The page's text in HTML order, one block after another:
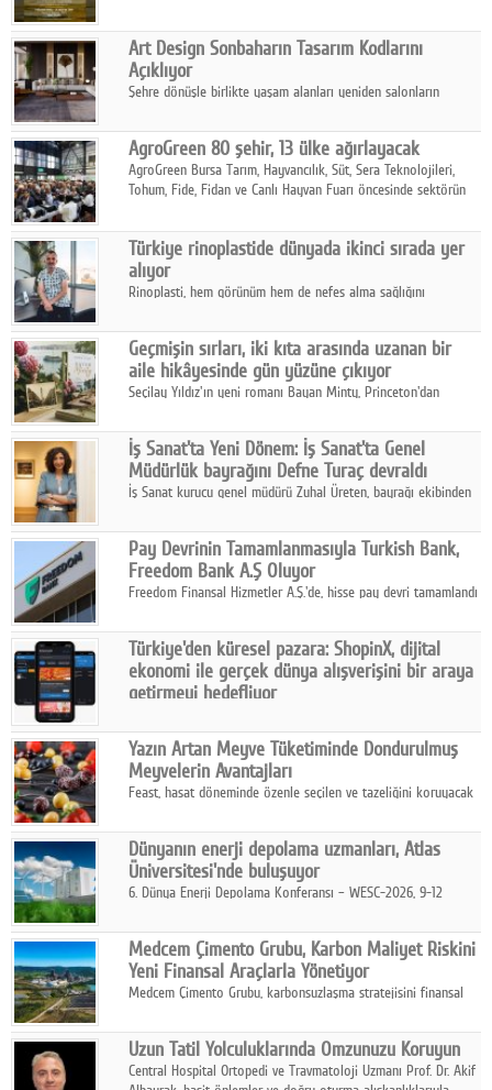
Art Design Sonbaharın Tasarım Kodlarını
Açıklıyor
Şehre dönüşle birlikte yaşam alanları yeniden salonların
sonbaharın tasarım kodlarını açıklıyor.
AgroGreen 80 şehir, 13 ülke ağırlayacak
AgroGreen Bursa Tarım, Hayvancılık, Süt, Sera Teknolojileri,
Tohum, Fide, Fidan ve Canlı Hayvan Fuarı öncesinde sektörün
Türkiye rinoplastide dünyada ikinci sırada yer
alıyor
Rinoplasti, hem görünüm hem de nefes alma sağlığını
biri konumunda.
Geçmişin sırları, iki kıta arasında uzanan bir
aile hikâyesinde gün yüzüne çıkıyor
Seçilay Yıldız'ın yeni romanı Bayan Minty, Princeton'dan
katmanlı bir aile hikâyesi anlatıyor.
İş Sanat'ta Yeni Dönem: İş Sanat'ta Genel
Müdürlük bayrağını Defne Turaç devraldı
İş Sanat kurucu genel müdürü Zuhal Üreten, bayrağı ekibinden
Pay Devrinin Tamamlanmasıyla Turkish Bank,
Freedom Bank A.Ş Oluyor
Freedom Finansal Hizmetler A.Ş.'de, hisse pay devri tamamlandı
Turkish Bank'ın ticaret unvanının “Freedom Bank A.Ş.” olmasına
karar verildi.
Türkiye'den küresel pazara: ShopinX, dijital
ekonomi ile gerçek dünya alışverişini bir araya
getirmeyi hedefliyor
ekonomi ile gerçek dünya alışveriş deneyimi arasında köprü
kurmayı hedefleyen vizyonuyla uluslararası pazarlara açılıyor.
Yazın Artan Meyve Tüketiminde Dondurulmuş
Meyvelerin Avantajları
Feast, hasat döneminde özenle seçilen ve tazeliğini koruyacak
pratik, güvenilir ve lezzetli bir alternatif sunuyor.
Dünyanın enerji depolama uzmanları, Atlas
Üniversitesi'nde buluşuyor
6. Dünya Enerji Depolama Konferansı – WESC-2026, 9-12
sahipliğinde gerçekleştirilecek.
Medcem Çimento Grubu, Karbon Maliyet Riskini
Yeni Finansal Araçlarla Yönetiyor
Medcem Çimento Grubu, karbonsuzlaşma stratejisini finansal
Uzun Tatil Yolculuklarında Omzunuzu Koruyun
Central Hospital Ortopedi ve Travmatoloji Uzmanı Prof. Dr. Akif